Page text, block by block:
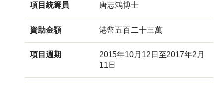
項目統籌員 唐志鴻博士
資助金額 港幣五百二十三萬
項目週期
2015年10月12日至2017年2月
11日